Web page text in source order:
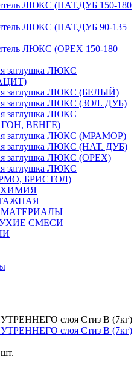
ЛЮКС (НАТ.ДУБ 150-180
ЛЮКС (НАТ.ДУБ 90-135
ЛЮКС (ОРЕХ 150-180
заглушка ЛЮКС
заглушка ЛЮКС (БЕЛЫЙ)
заглушка ЛЮКС (ЗОЛ. ДУБ)
заглушка ЛЮКС
ВЕНГЕ)
заглушка ЛЮКС (МРАМОР)
заглушка ЛЮКС (НАТ. ДУБ)
заглушка ЛЮКС (ОРЕХ)
заглушка ЛЮКС
БРИСТОЛ)
ХИМИЯ
СМЕСИ
шт.